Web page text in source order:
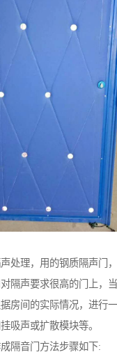
处理，用的钢质隔声门
隔声要求很高的门上，
房间的实际情况，进行一
吸声或扩散模块等。
隔音门方法步骤如下: